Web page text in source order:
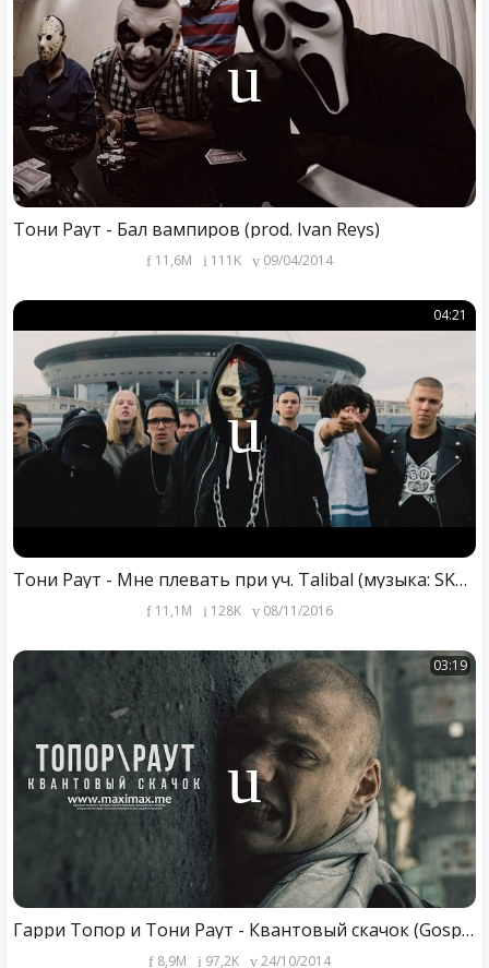
Тони Раут - Бал вампиров (prod. Ivan Reys)
11,6M 111K 09/04/2014
04:21
Тони Раут - Мне плевать при уч. Talibal (музыка: SK1ttless Beats )
11,1M 128K 08/11/2016
03:19
Гарри Топор и Тони Раут - Квантовый скачок (Gospod prod.)
8,9M 97,2K 24/10/2014